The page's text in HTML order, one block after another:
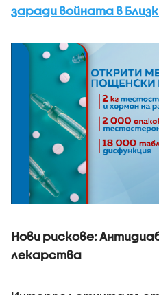
заради войната в
Нови рискове:
лекарства